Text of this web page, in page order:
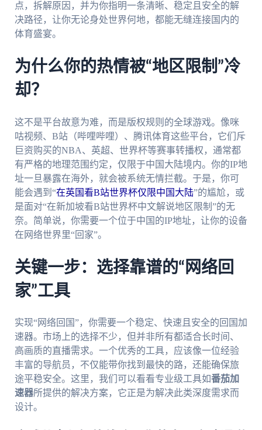
点，拆解原因，并为你指明一条清晰、稳定且安全的解
决路径，让你无论身处世界何地，都能无缝连接国内的
体育盛宴。
为什么你的热情被“地区限制”冷
却？
这不是平台故意为难，而是版权规则的全球游戏。像咪
咕视频、B站（哔哩哔哩）、腾讯体育这些平台，它们斥
巨资购买的NBA、英超、世界杯等赛事转播权，通常都
有严格的地理范围约定，仅限于中国大陆境内。你的IP地
址一旦暴露在海外，就会被系统无情拦截。于是，你可
能会遇到“在英国看B站世界杯仅限中国大陆”的尴尬，或
是面对“在新加坡看B站世界杯中文解说地区限制”的无
奈。简单说，你需要一个位于中国的IP地址，让你的设备
在网络世界里“回家”。
关键一步：选择靠谱的“网络回
家”工具
实现“网络回国”，你需要一个稳定、快速且安全的回国加
速器。市场上的选择不少，但并非所有都适合长时间、
高画质的直播需求。一个优秀的工具，应该像一位经验
丰富的导航员，不仅能带你找到最快的路，还能确保旅
途平稳安全。这里，我们可以看看专业级工具如番茄加
速器所提供的解决方案，它正是为解决此类深度需求而
设计。